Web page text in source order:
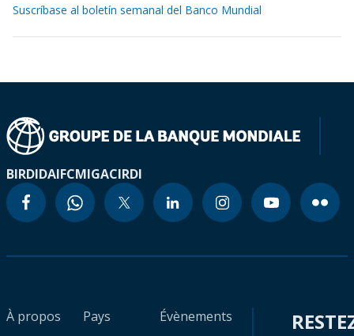
Suscríbase al boletín semanal del Banco Mundial
BIRDIDAIFCMIGACIRDI
À propos
Pays
Évènements